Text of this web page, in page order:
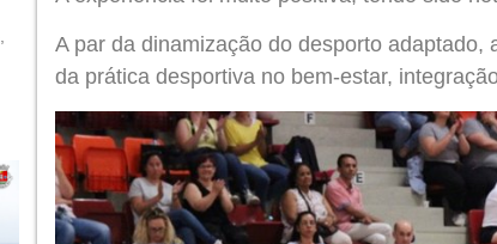
A par da dinamização do desporto
da prática desportiva no bem-estar,